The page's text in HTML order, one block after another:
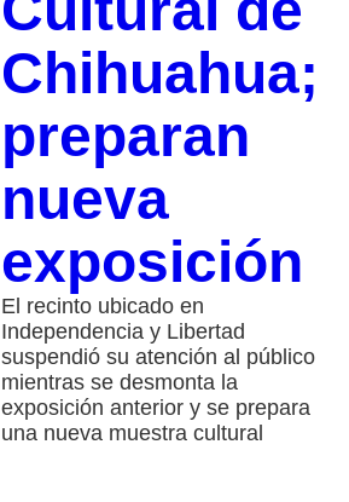
Chihuahua;
preparan
nueva
exposición
El recinto ubicado en
Independencia y Libertad
suspendió su atención al público
mientras se desmonta la
exposición anterior y se prepara
una nueva muestra cultural